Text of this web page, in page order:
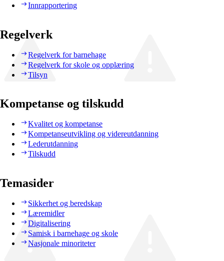
Innrapportering
Regelverk
Regelverk for barnehage
Regelverk for skole og opplæring
Tilsyn
Kompetanse og tilskudd
Kvalitet og kompetanse
Kompetanseutvikling og videreutdanning
Lederutdanning
Tilskudd
Temasider
Sikkerhet og beredskap
Læremidler
Digitalisering
Samisk i barnehage og skole
Nasjonale minoriteter